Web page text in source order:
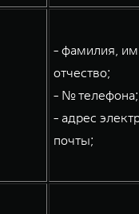
- фамилия,
отчество;
- № телефона;
- адрес
почты;